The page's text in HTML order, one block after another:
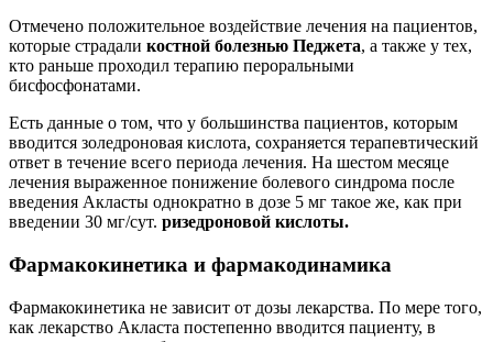
Отмечено положительное воздействие лечения на пациентов,
которые страдали костной болезнью Педжета, а также у тех,
кто раньше проходил терапию пероральными
бисфосфонатами.
Есть данные о том, что у большинства пациентов, которым
вводится золедроновая кислота, сохраняется терапевтический
ответ в течение всего периода лечения. На шестом месяце
лечения выраженное понижение болевого синдрома после
введения Акласты однократно в дозе 5 мг такое же, как при
введении 30 мг/сут. ризедроновой кислоты.
Фармакокинетика и фармакодинамика
Фармакокинетика не зависит от дозы лекарства. По мере того,
как лекарство Акласта постепенно вводится пациенту, в